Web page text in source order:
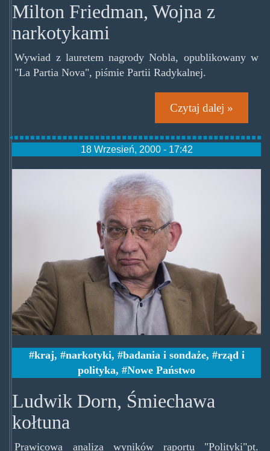
Milton Friedman, Wojna z
narkotykami
Wywiad z lauretem nagrody Nobla, opublikowany w
"La Partia Nova", piśmie Partii Radykalnej.
Czytaj dalej »
18 Wrzesień, 2000 - 17:42
kraj, narkotyki, badania i sondaże,
rząd i
polityka, Nowe Państwo
Ludwik Dorn, Śmiechawa
kołtuna
Prawicowa analiza wyników raportu "Polityki"pt.